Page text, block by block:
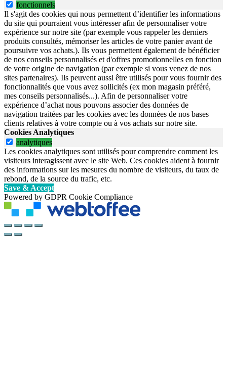
fonctionnels
Il s'agit des cookies qui nous permettent d’identifier les informations
du site qui pourraient vous intéresser afin de personnaliser votre
expérience sur notre site (par exemple vous rappeler les derniers
produits consultés, mémoriser les articles de votre panier avant de
poursuivre vos achats.). Ils vous permettent également de bénéficier
de nos conseils personnalisés et d'offres promotionnelles en fonction
de votre origine de navigation (par exemple si vous venez de nos
sites partenaires). Ils peuvent aussi être utilisés pour vous fournir des
fonctionnalités que vous avez sollicités (ex mon magasin préféré,
mes conseils personnalisés...). Afin de personnaliser votre
expérience d’achat nous pouvons associer des données de
navigation traitées par les cookies avec les données de nos bases
clients relatives à votre compte ou à vos achats sur notre site.
Cookies Analytiques
analytiques
Les cookies analytiques sont utilisés pour comprendre comment les
visiteurs interagissent avec le site Web. Ces cookies aident à fournir
des informations sur les mesures du nombre de visiteurs, du taux de
rebond, de la source du trafic, etc.
Save & Accept
Powered by GDPR Cookie Compliance